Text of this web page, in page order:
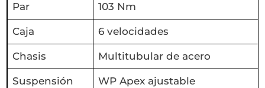
Par 103 Nm
Caja 6 velocidades
Chasis Multitubular de acero
Suspensión WP Apex ajustable